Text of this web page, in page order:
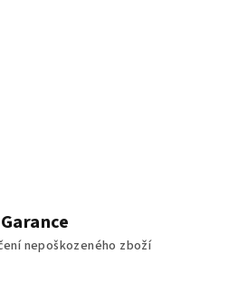
Garance
nepoškozeného zboží